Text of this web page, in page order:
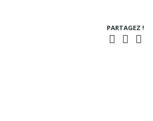
PARTAGEZ !